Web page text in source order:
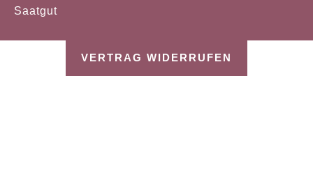
Saatgut
VERTRAG WIDERRUFEN